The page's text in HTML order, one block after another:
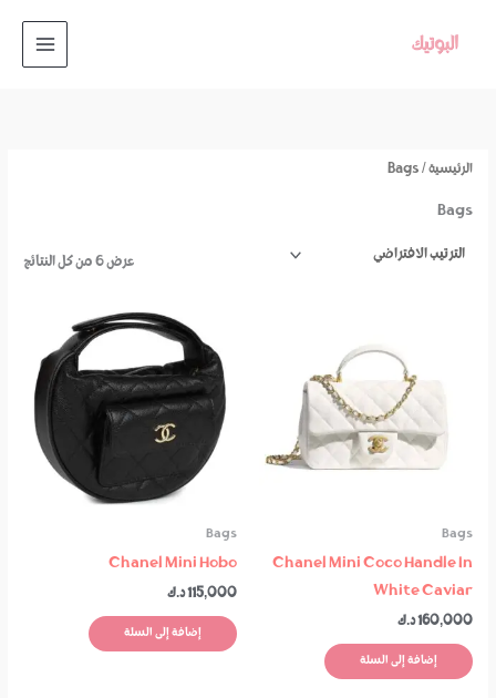
الرئيسية / Bags
Bags
عرض ⁦6⁩ من كل النتائج
Bags
Chanel Mini Coco Handle In
White Caviar
160,000د.ك
إضافة إلى السلة
Bags
Chanel Mini Hobo
115,000د.ك
إضافة إلى السلة